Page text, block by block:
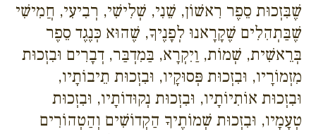
שֶׁבִּזְכוּת סֵפֶר רִאשׁוֹן, שֵׁנִי, שְׁלִישִׁי, רְבִיעִי, חֲמִישִׁי
שֶׁבַּתְהִלִים שֶׁקָרָאנוּ לְפָנֶיךָ, שֶׁהוּא כְּנֶגֶד סֵפֶר
בְּרֵאשִׁית, שְׁמוֹת, וַיִקְרָא, בַּמִדְבַּר, דְבָרִים וּבִזְכוּת
מִזְמוֹרָיו, וּבִזְכוּת פְּסוּקָיו, וּבִזְכוּת תֵיבוֹתָיו,
וּבִזְכוּת אוֹתִיוֹתָיו, וּבִזְכוּת נְקוּדוֹתָיו, וּבִזְכוּת
טְעָמָיו, וּבִזְכוּת שְׁמוֹתֶיךָ הַקְדוֹשִׁים וְהַטְהוֹרִים